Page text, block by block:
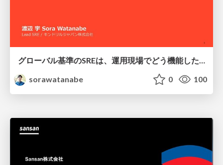
グローバル基準のSREは、運用現場でどう機能したか：成熟度アセスメントの実践 ／ SRE NEXT 2026
sorawatanabe
0 100